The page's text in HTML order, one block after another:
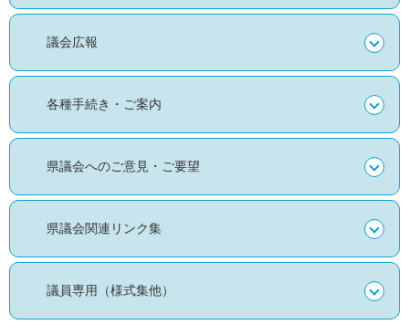
議会広報
各種手続き・ご案内
県議会へのご意見・ご要望
県議会関連リンク集
議員専用（様式集他）